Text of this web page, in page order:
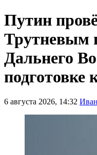
Путин
Трутневым
Дальнего
6 августа 2026, 14:32